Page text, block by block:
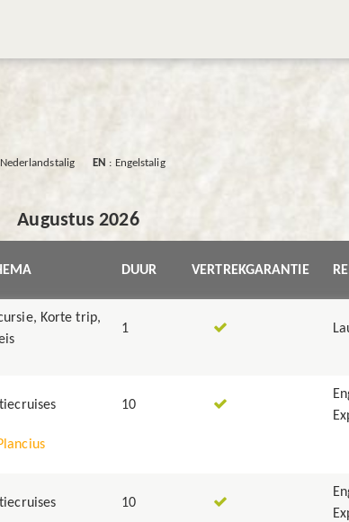
EN : Engelstalig
Augustus 2026
DUUR VERTREKGARANTIE
Korte trip,
1
10
10